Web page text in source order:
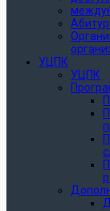
УЦПК
УЦПК